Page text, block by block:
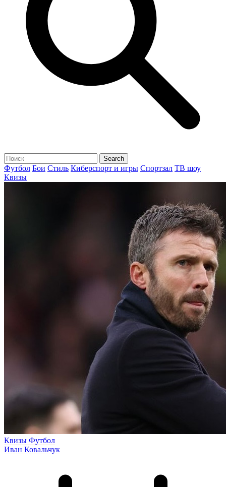
Футбол Бои Стиль Киберспорт и игры Спортзал ТВ шоу
Квизы
Квизы Футбол
Иван Ковальчук